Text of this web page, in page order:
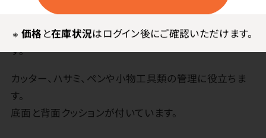
※ 価格と在庫状況はログイン後にご確認いただけます。
マグネット式なので、穴を開けずに簡単に取付けできま
す。
カッター、ハサミ、ペンや小物工具類の管理に役立ちま
す。
底面と背面クッションが付いています。